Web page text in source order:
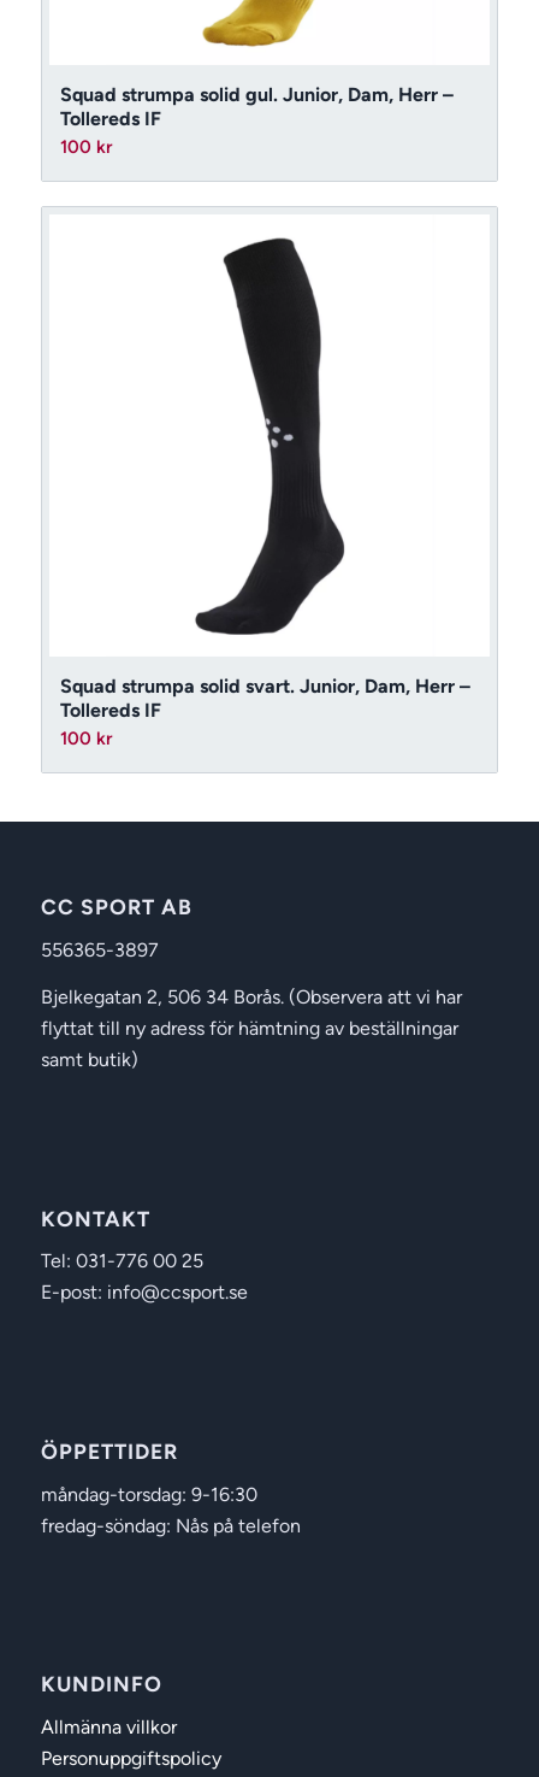
Squad strumpa solid gul. Junior, Dam, Herr –
Tollereds IF
100 kr
Squad strumpa solid svart. Junior, Dam, Herr –
Tollereds IF
100 kr
CC SPORT AB
556365-3897
Bjelkegatan 2, 506 34 Borås. (Observera att vi har
flyttat till ny adress för hämtning av beställningar
samt butik)
KONTAKT
Tel: 031-776 00 25
E-post: info@ccsport.se
ÖPPETTIDER
måndag-torsdag: 9-16:30
fredag-söndag: Nås på telefon
KUNDINFO
Allmänna villkor
Personuppgiftspolicy